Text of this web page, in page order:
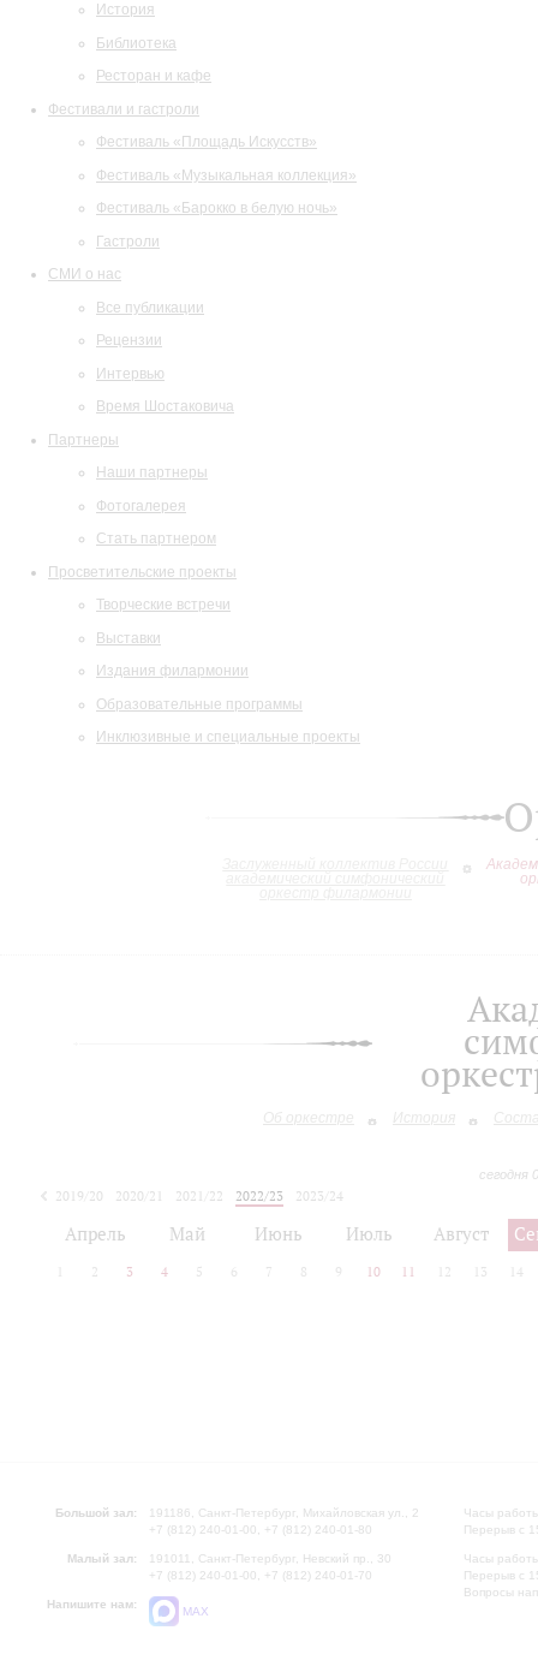
История
Библиотека
Ресторан и кафе
Фестивали и гастроли
Фестиваль «Площадь Искусств»
Фестиваль «Музыкальная коллекция»
Фестиваль «Барокко в белую ночь»
Гастроли
СМИ о нас
Все публикации
Рецензии
Интервью
Время Шостаковича
Партнеры
Наши партнеры
Фотогалерея
Стать партнером
Просветительские проекты
Творческие встречи
Выставки
Издания филармонии
Образовательные программы
Инклюзивные и специальные проекты
Об оркестре История
сегодня
2019/20 2020/21 2021/22 2022/23
2023/24
Апрель Май Июнь Июль Август
2 3 4 5 6 7 8 9 10 11 12 13 14
Большой зал:
191186, Санкт-Петербург, Михайловская ул., 2
+7 (812) 240-01-00, +7 (812) 240-01-80
Малый зал:
191011, Санкт-Петербург, Невский пр., 30
+7 (812) 240-01-00, +7 (812) 240-01-70
Напишите нам:
MAX
Часы
Перерыв с
Часы
Перерыв с
Вопросы